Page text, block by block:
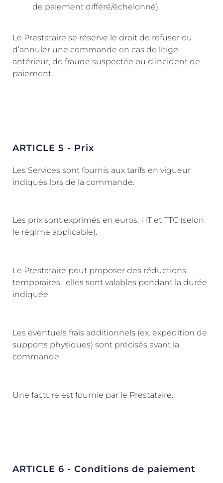
de paiement différé/échelonné).
Le Prestataire se réserve le droit de refuser ou
d’annuler une commande en cas de litige
antérieur, de fraude suspectée ou d’incident de
paiement.
ARTICLE 5 - Prix
Les Services sont fournis aux tarifs en vigueur
indiqués lors de la commande.
Les prix sont exprimés en euros, HT et TTC (selon
le régime applicable).
Le Prestataire peut proposer des réductions
temporaires ; elles sont valables pendant la durée
indiquée.
Les éventuels frais additionnels (ex. expédition de
supports physiques) sont précisés avant la
commande.
Une facture est fournie par le Prestataire.
ARTICLE 6 - Conditions de paiement